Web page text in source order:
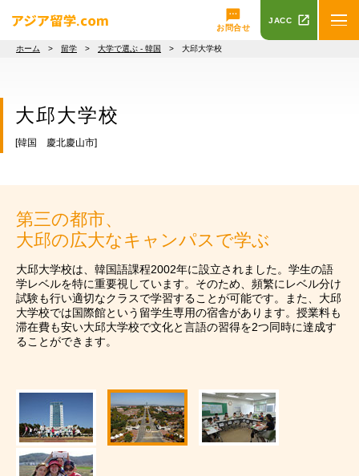
留学について 国で選ぶ お申込みの流れ コースで選ぶ
ニュース イベント TOPICS
お問合せ
JACC
ホーム > 留学 > 大学で選ぶ - 韓国 > 大邱大学校
大邱大学校
[韓国 慶北慶山市]
第三の都市、
大邱の広大なキャンパスで学ぶ
大邱大学校は、韓国語課程2002年に設立されました。学生の語
学レベルを特に重要視しています。そのため、頻繁にレベル分け
試験も行い適切なクラスで学習することが可能です。また、大邱
大学校では国際館という留学生専用の宿舎があります。授業料も
滞在費も安い大邱大学校で文化と言語の習得を2つ同時に達成す
ることができます。